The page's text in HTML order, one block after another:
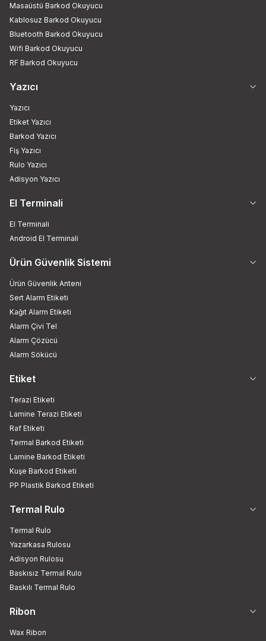
Masaüstü Barkod Okuyucu
Kablosuz Barkod Okuyucu
Bluetooth Barkod Okuyucu
Wifi Barkod Okuyucu
RF Barkod Okuyucu
Yazıcı
Yazıcı
Etiket Yazıcı
Barkod Yazıcı
Fiş Yazıcı
Rulo Yazıcı
Adisyon Yazıcı
El Terminali
El Terminali
Android El Terminali
Ürün Güvenlik Sistemi
Ürün Güvenlik Anteni
Sert Alarm Etiketi
Kağıt Alarm Etiketi
Alarm Çivi Tel
Alarm Çözücü
Alarm Sökücü
Etiket
Terazi Etiketi
Lamine Terazi Etiketi
Raf Etiketi
Termal Barkod Etiketi
Lamine Barkod Etiketi
Kuşe Barkod Etiketi
PP Plastik Barkod Etiketi
Termal Rulo
Termal Rulo
Yazarkasa Rulosu
Adisyon Rulosu
Baskısız Termal Rulo
Baskılı Termal Rulo
Ribon
Wax Ribon